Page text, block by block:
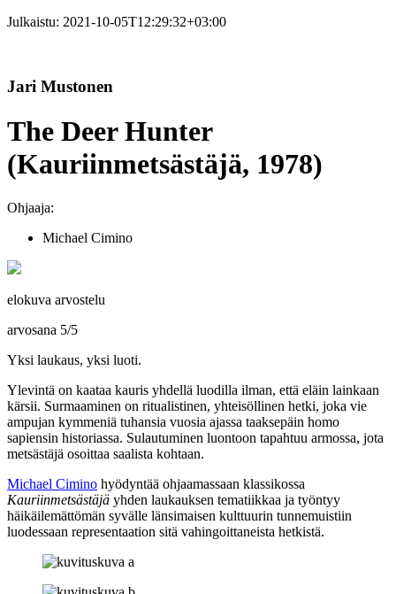
Julkaistu: 2021-10-05T12:29:32+03:00
Jari Mustonen
The Deer Hunter
(Kauriinmetsästäjä, 1978)
Ohjaaja:
Michael Cimino
elokuva arvostelu
arvosana 5/5
Yksi laukaus, yksi luoti.
Ylevintä on kaataa kauris yhdellä luodilla ilman, että eläin lainkaan
kärsii. Surmaaminen on ritualistinen, yhteisöllinen hetki, joka vie
ampujan kymmeniä tuhansia vuosia ajassa taaksepäin homo
sapiensin historiassa. Sulautuminen luontoon tapahtuu armossa, jota
metsästäjä osoittaa saalista kohtaan.
Michael Cimino hyödyntää ohjaamassaan klassikossa
Kauriinmetsästäjä yhden laukauksen tematiikkaa ja työntyy
häikäilemättömän syvälle länsimaisen kulttuurin tunnemuistiin
luodessaan representaation sitä vahingoittaneista hetkistä.